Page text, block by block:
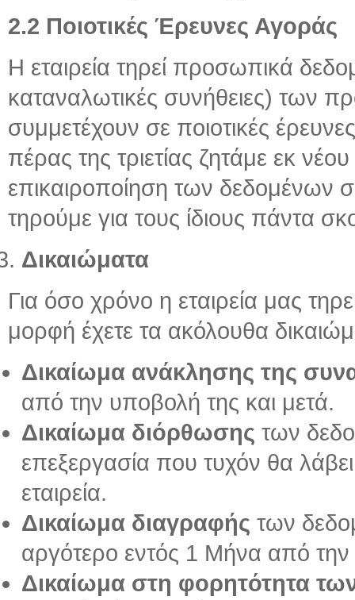
2.2 Ποιοτικές Έρευνες Αγοράς
Η εταιρεία τηρεί προσωπικά
καταναλωτικές συνήθειες) των
συμμετέχουν σε ποιοτικές
πέρας της τριετίας ζητάμε εκ
επικαιροποίηση των δεδομένων
τηρούμε για τους ίδιους πάντα
Δικαιώματα
Για όσο χρόνο η εταιρεία μας
μορφή έχετε τα ακόλουθα
Δικαίωμα ανάκλησης της
από την υποβολή της και μετά.
Δικαίωμα διόρθωσης των
επεξεργασία που τυχόν θα
εταιρεία.
Δικαίωμα διαγραφής των
αργότερο εντός 1 Μήνα από την
Δικαίωμα στη φορητότητα